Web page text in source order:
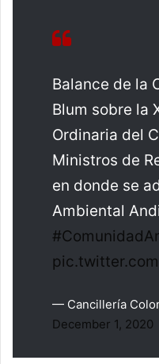
Balance de la
Blum sobre la
Ordinaria del
Ministros de
en donde se
Ambiental
— Cancillería
December 1, 2020